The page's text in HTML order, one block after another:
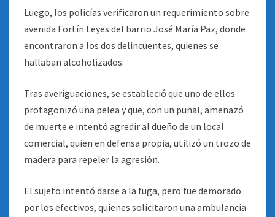
Luego, los policías verificaron un requerimiento sobre
avenida Fortín Leyes del barrio José María Paz, donde
encontraron a los dos delincuentes, quienes se
hallaban alcoholizados.
Tras averiguaciones, se estableció que uno de ellos
protagonizó una pelea y que, con un puñal, amenazó
de muerte e intentó agredir al dueño de un local
comercial, quien en defensa propia, utilizó un trozo de
madera para repeler la agresión.
El sujeto intentó darse a la fuga, pero fue demorado
por los efectivos, quienes solicitaron una ambulancia